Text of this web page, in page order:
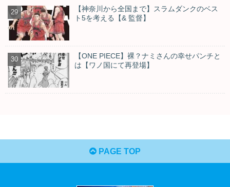
【神奈川から全国まで】スラムダンクのベス
ト5を考える【& 監督】
【ONE PIECE】裸？ナミさんの幸せパンチと
は【ワノ国にて再登場】
PAGE TOP